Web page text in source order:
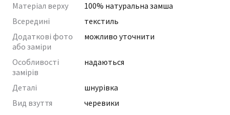
Матеріал верху
100% натуральна замша
Всередині
текстиль
Додаткові фото
або заміри
можливо уточнити
Особливості
замірів
надаються
Деталі
шнурівка
Вид взуття
черевики